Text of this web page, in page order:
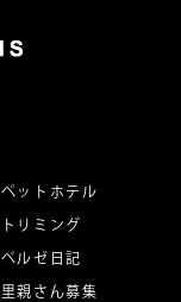
ペットホテル
トリミング
ベルゼ日記
里親さん募集